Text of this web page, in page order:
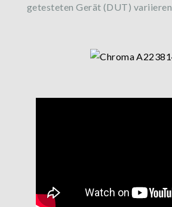
getesteten Gerät (DUT) variieren.